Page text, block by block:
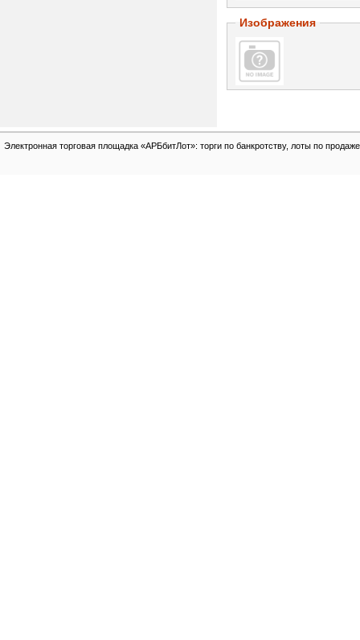
Изображения
Электронная торговая площадка «АРБбитЛот»: торги по банкротству, лоты по